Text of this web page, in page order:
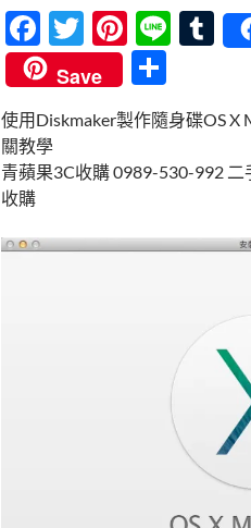
F
ac
e
b
o
k
T
w
itt
er
Pi
nt
er
es
t
Li
T
u
bl
r
Save
享
使用Diskmaker製作隨身碟OS X
關教學
青蘋果3C收購 0989-530-992
收購